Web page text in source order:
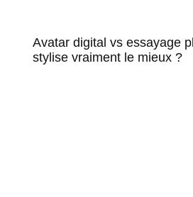
Avatar digital vs essayage
stylise vraiment le mieux ?